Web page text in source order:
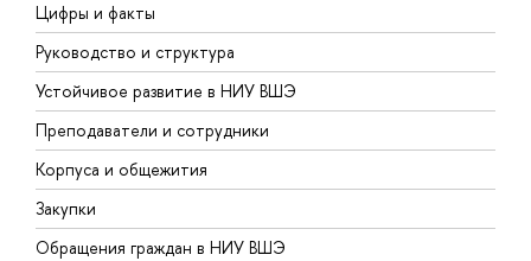
Цифры и факты
Руководство и структура
Устойчивое развитие в НИУ ВШЭ
Преподаватели и сотрудники
Корпуса и общежития
Закупки
Обращения граждан в НИУ ВШЭ